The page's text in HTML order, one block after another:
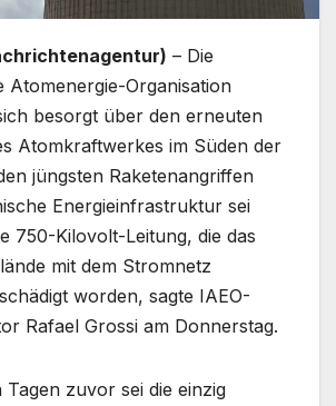
– Die
Atomenergie-Organisation
besorgt über den erneuten
Atomkraftwerkes im Süden der
jüngsten Raketenangriffen
Energieinfrastruktur sei
750-Kilovolt-Leitung, die das
mit dem Stromnetz
worden, sagte IAEO-
Rafael Grossi am Donnerstag.
Tagen zuvor sei die einzig